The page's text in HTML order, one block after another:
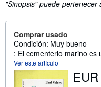
"Sinopsis" puede
Comprar usado
Condición: Muy bueno
: El cementerio marino es
Ver este artículo